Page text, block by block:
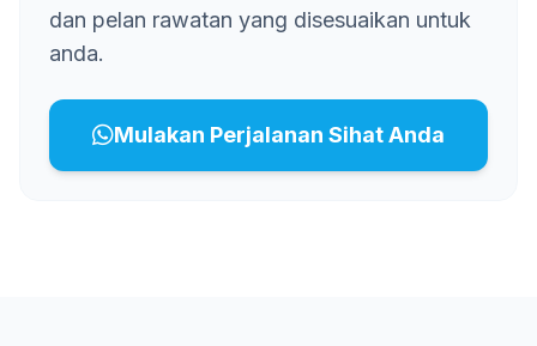
dan pelan rawatan yang disesuaikan untuk
anda.
Mulakan Perjalanan Sihat Anda